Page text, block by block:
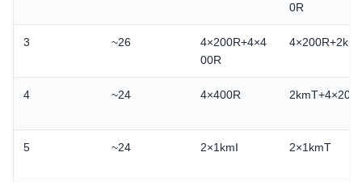
0R
3 ~26
4×200R+4×4
00R
4 ~24 4×400R
5 ~24 2×1kmI 2×1kmT